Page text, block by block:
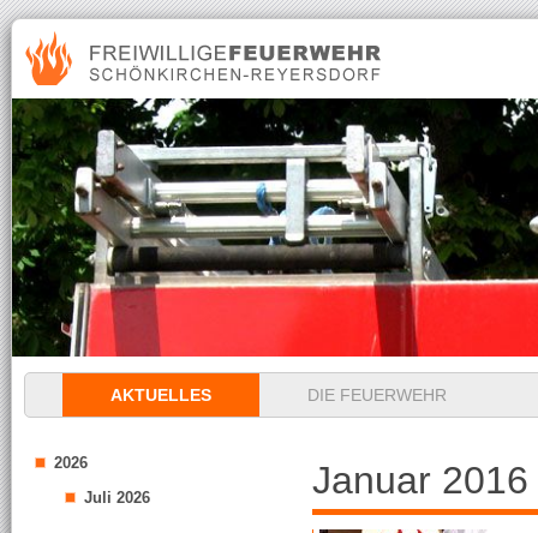
Navigation
überspringenAKTUELLES DIE FEUERWEHR
2026
Juli 2026
Januar 2016